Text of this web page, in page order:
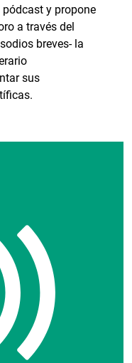
y propone
a través del
breves- la
sus